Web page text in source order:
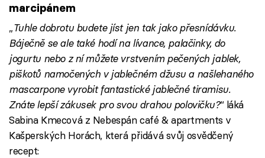
marcipánem
„Tuhle dobrotu budete jíst jen tak jako přesnídávku.
Báječně se ale také hodí na lívance, palačinky, do
jogurtu nebo z ní můžete vrstvením pečených jablek,
piškotů namočených v jablečném džusu a našlehaného
mascarpone vyrobit fantastické jablečné tiramisu.
Znáte lepší zákusek pro svou drahou polovičku?“ láká
Sabina Kmecová z Nebespán café & apartments v
Kašperských Horách, která přidává svůj osvědčený
recept: